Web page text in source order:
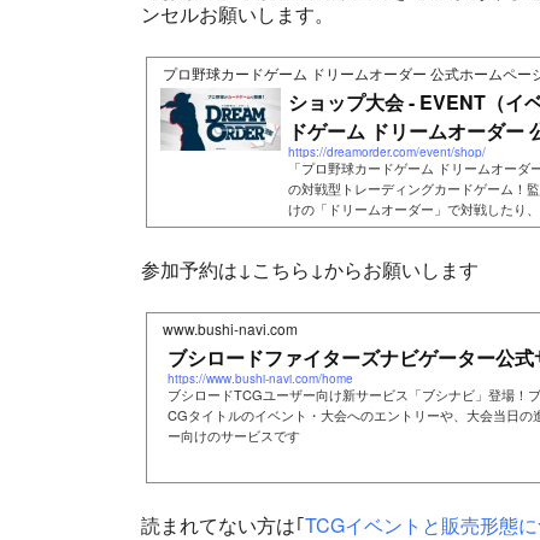
ンセルお願いします。
プロ野球カードゲーム ドリームオーダー 公式ホームペー
ショップ大会 - EVENT（イ
ドゲーム ドリームオーダー
https://dreamorder.com/event/shop/
「プロ野球カードゲーム ドリームオー
の対戦型トレーディングカードゲーム！
けの「ドリームオーダー」で対戦したり
ンしたりして楽しもう！
参加予約は↓こちら↓からお願いします
www.bushi-navi.com
ブシロードファイターズナビゲーター公式
https://www.bushi-navi.com/home
ブシロードTCGユーザー向け新サービス「ブシナビ」登場！
CGタイトルのイベント・大会へのエントリーや、大会当日
ー向けのサービスです
読まれてない方は｢TCGイベントと販売形態